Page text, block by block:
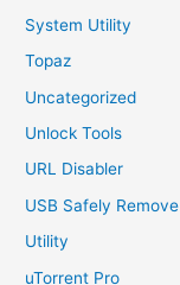
System Utility
Topaz
Uncategorized
Unlock Tools
URL Disabler
USB Safely Remove
Utility
uTorrent Pro